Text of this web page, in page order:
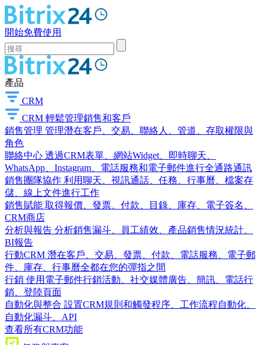
開始免費使用
產品
CRM
CRM 輕鬆管理銷售和客戶
銷售管理 管理潛在客戶、交易、聯絡人、管道、存取權限與
角色
聯絡中心 透過CRM表單、網站Widget、即時聊天、
WhatsApp、Instagram、電話服務和電子郵件進行全通路通訊
銷售團隊協作 利用聊天、視訊通話、任務、行事曆、檔案存
儲、線上文件進行工作
銷售賦能 取得報價、發票、付款、目錄、庫存、電子簽名、
CRM商店
分析與報告 分析銷售漏斗、員工績效、產品銷售情況統計、
BI報告
行動CRM 潛在客戶、交易、發票、付款、電話服務、電子郵
件、庫存、行事曆全都在您的彈指之間
行銷 使用電子郵件行銷活動、社交媒體廣告、簡訊、電話行
銷、登陸頁面
自動化與整合 設置CRM規則和觸發程序、工作流程自動化、
自動化漏斗、API
查看所有CRM功能